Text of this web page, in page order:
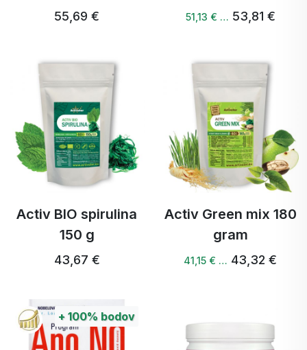
55,69 € 51,13 € … 53,81 €
Activ BIO spirulina
150 g
43,67 €
Activ Green mix 180
gram
41,15 € … 43,32 €
+ 100% bodov